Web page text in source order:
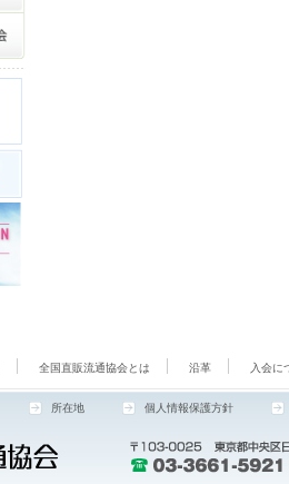
全国直販流通協会とは 沿革 入会に
所在地 個人情報保護方針